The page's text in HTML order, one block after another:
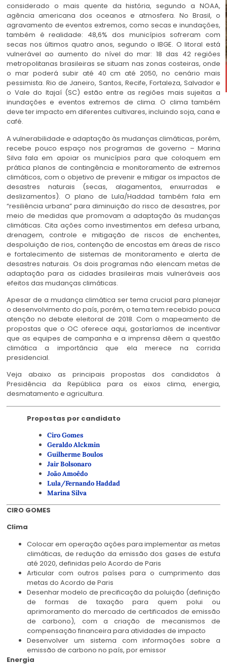
considerado o mais quente da história, segundo a NOAA,
agência americana dos oceanos e atmosfera. No Brasil, o
agravamento de eventos extremos, como secas e inundações,
também é realidade: 48,6% dos municípios sofreram com
secas nos últimos quatro anos, segundo o IBGE. O litoral está
vulnerável ao aumento do nível do mar: 18 das 42 regiões
metropolitanas brasileiras se situam nas zonas costeiras, onde
o mar poderá subir até 40 cm até 2050, no cenário mais
pessimista. Rio de Janeiro, Santos, Recife, Fortaleza, Salvador e
o Vale do Itajaí (SC) estão entre as regiões mais sujeitas a
inundações e eventos extremos de clima. O clima também
deve ter impacto em diferentes cultivares, incluindo soja, cana e
café.
A vulnerabilidade e adaptação às mudanças climáticas, porém,
recebe pouco espaço nos programas de governo – Marina
Silva fala em apoiar os municípios para que coloquem em
prática planos de contingência e monitoramento de extremos
climáticos, com o objetivo de prevenir e mitigar os impactos de
desastres naturais (secas, alagamentos, enxurradas e
deslizamentos). O plano de Lula/Haddad também fala em
“resiliência urbana” para diminuição do risco de desastres, por
meio de medidas que promovam a adaptação às mudanças
climáticas. Cita ações como investimentos em defesa urbana,
drenagem, controle e mitigação de riscos de enchentes,
despoluição de rios, contenção de encostas em áreas de risco
e fortalecimento de sistemas de monitoramento e alerta de
desastres naturais. Os dois programas não elencam metas de
adaptação para as cidades brasileiras mais vulneráveis aos
efeitos das mudanças climáticas.
Apesar de a mudança climática ser tema crucial para planejar
o desenvolvimento do país, porém, o tema tem recebido pouca
atenção no debate eleitoral de 2018. Com o mapeamento de
propostas que o OC oferece aqui, gostaríamos de incentivar
que as equipes de campanha e a imprensa dêem a questão
climática a importância que ela merece na corrida
presidencial.
Veja abaixo as principais propostas dos candidatos à
Presidência da República para os eixos clima, energia,
desmatamento e agricultura.
Propostas por candidato
Ciro Gomes
Geraldo Alckmin
Guilherme Boulos
Jair Bolsonaro
João Amoêdo
Lula/Fernando Haddad
Marina Silva
CIRO GOMES
Clima
Colocar em operação ações para implementar as metas
climáticas, de redução da emissão dos gases de estufa
até 2020, definidas pelo Acordo de Paris
Articular com outros países para o cumprimento das
metas do Acordo de Paris
Desenhar modelo de precificação da poluição (definição
de formas de taxação para quem polui ou
aprimoramento do mercado de certificados de emissão
de carbono), com a criação de mecanismos de
compensação financeira para atividades de impacto
Desenvolver um sistema com informações sobre a
emissão de carbono no país, por emissor
Energia